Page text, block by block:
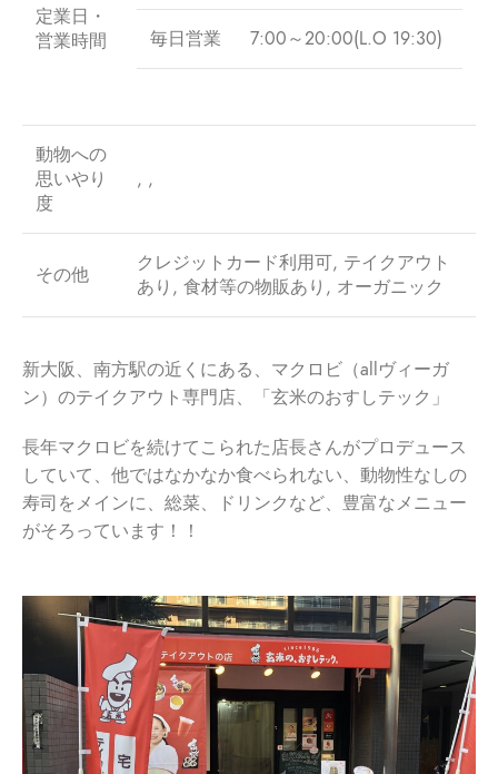
定業日・
営業時間
毎日営業 7:00～20:00(L.O 19:30)
動物への
思いやり
度
, ,
その他
クレジットカード利用可, テイクアウト
あり, 食材等の物販あり, オーガニック
新大阪、南方駅の近くにある、マクロビ（allヴィーガ
ン）のテイクアウト専門店、「玄米のおすしテック」
長年マクロビを続けてこられた店長さんがプロデュース
していて、他ではなかなか食べられない、動物性なしの
寿司をメインに、総菜、ドリンクなど、豊富なメニュー
がそろっています！！